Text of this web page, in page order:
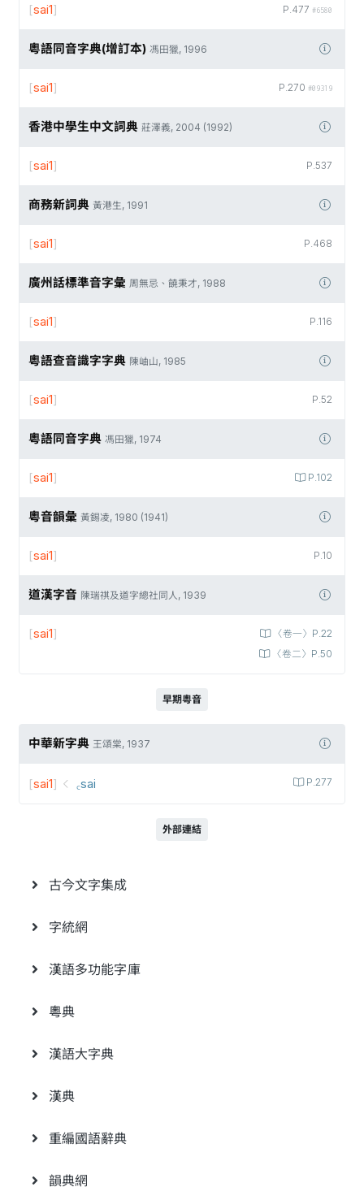
P.477 #6580
[sai1]
粵語同音字典(增訂本) 馮田獵, 1996
P.270 #09319
[sai1]
香港中學生中文詞典 莊澤義, 2004 (1992)
P.537
[sai1]
商務新詞典 黃港生, 1991
P.468
[sai1]
廣州話標準音字彙 周無忌、饒秉才, 1988
P.116
[sai1]
粵語查音識字字典 陳岫山, 1985
P.52
[sai1]
粵語同音字典 馮田獵, 1974
P.102
[sai1]
粵音韻彙 黃錫凌, 1980 (1941)
P.10
[sai1]
道漢字音 陳瑞祺及道字總社同人, 1939
〈卷一〉P.22
〈卷二〉P.50
[sai1]
早期粵音
中華新字典 王頌棠, 1937
P.277
[sai1] ꜀sai
外部連結
古今文字集成
字統網
漢語多功能字庫
粵典
漢語大字典
漢典
重編國語辭典
韻典網